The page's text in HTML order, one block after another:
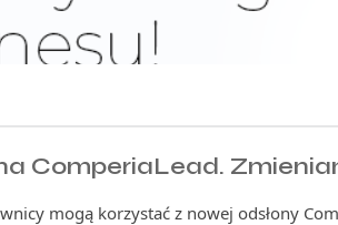
ComperiaLead.
mogą korzystać z nowej odsłony